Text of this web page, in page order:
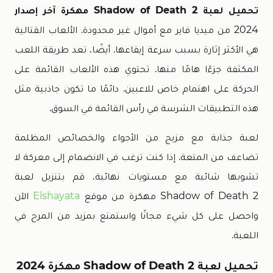
تحميل لعبة Shadow of Death 2 مهكرة آخر إصدار
2024 من ميديا فاير مع أموال غير محدودة. الألعاب القتالية
هي الأكثر إثارة بسبب سرعة إيقاعها. أيضًا، تعد طريقة اللعب
المكثفة جزءًا هامًا منها. تحتوي هذه الألعاب القائمة على
الحركة على اهتمام خاص للاعبين. دائمًا ما تكون جاذبية مثل
هذه التطبيقات الشرسة في رأس القائمة في السوق.
لعبة جذابة مع مزيج من الأجواء والخصائص المظلمة
تضاعف من المتعة. إذا كنت ترغب في الانضمام إلى معركة لا
تشوبها شائبة مع مستويات نهائية، قم بتنزيل لعبة
Shadow of Death 2 مهكرة من موقع
Elshayata الآن
واحصل على كل شيء مجانًا واستمتع بمزيد من المرح في
اللعبة.
تحميل لعبة Shadow of Death 2 مهكرة 2024